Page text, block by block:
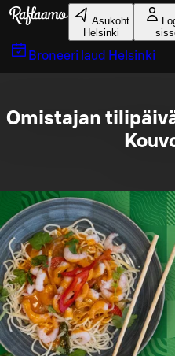
Liigu peamise sisu juurde
Asukoht
Helsinki
Broneeri laud Helsinki
Omistajan